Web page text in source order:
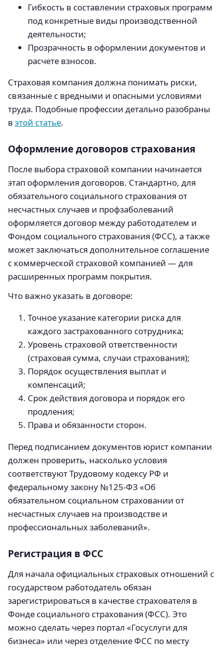
Гибкость в составлении страховых программ
под конкретные виды производственной
деятельности;
Прозрачность в оформлении документов и
расчете взносов.
Страховая компания должна понимать риски,
связанные с вредными и опасными условиями
труда. Подобные профессии детально разобраны
в этой статье.
Оформление договоров страхования
После выбора страховой компании начинается
этап оформления договоров. Стандартно, для
обязательного социального страхования от
несчастных случаев и профзаболеваний
оформляется договор между работодателем и
Фондом социального страхования (ФСС), а также
может заключаться дополнительное соглашение
с коммерческой страховой компанией — для
расширенных программ покрытия.
Что важно указать в договоре:
Точное указание категории риска для
каждого застрахованного сотрудника;
Уровень страховой ответственности
(страховая сумма, случаи страхования);
Порядок осуществления выплат и
компенсаций;
Срок действия договора и порядок его
продления;
Права и обязанности сторон.
Перед подписанием документов юрист компании
должен проверить, насколько условия
соответствуют Трудовому кодексу РФ и
федеральному закону №125-ФЗ «Об
обязательном социальном страховании от
несчастных случаев на производстве и
профессиональных заболеваний».
Регистрация в ФСС
Для начала официальных страховых отношений с
государством работодатель обязан
зарегистрироваться в качестве страхователя в
Фонде социального страхования (ФСС). Это
можно сделать через портал «Госуслуги для
бизнеса» или через отделение ФСС по месту